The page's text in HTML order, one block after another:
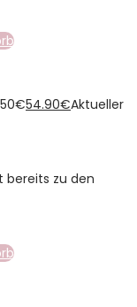
54.90€Aktueller
bereits zu den